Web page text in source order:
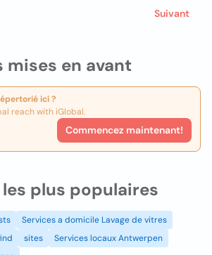
mises en avant
ici ?
reach with iGlobal.
Commencez maintenant!
Suivant
plus populaires
Services a domicile Lavage de vitres
sites
Services locaux Antwerpen